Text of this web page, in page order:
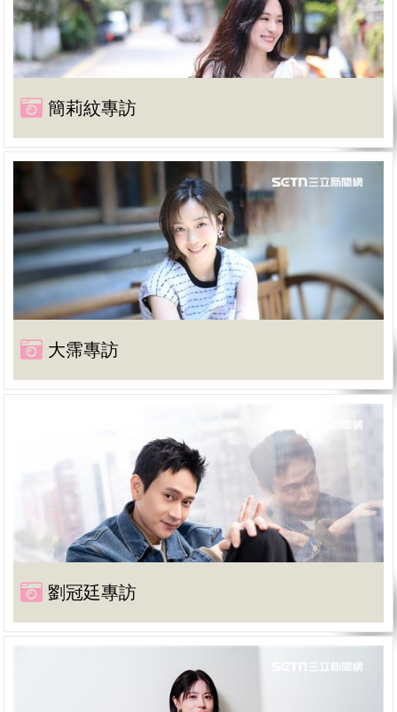
簡莉紋專訪
大霈專訪
劉冠廷專訪